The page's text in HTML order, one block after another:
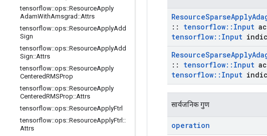
tensorflow::ops::ResourceApply
AdamWithAmsgrad ::Attrs
tensorflow::ops::ResourceApplyAdd
Sign
tensorflow::ops::ResourceApplyAdd
Sign::Attrs
tensorflow::ops::ResourceApply
CenteredRMSProp
tensorflow::ops::ResourceApply
CenteredRMSProp::Attrs
tensorflow::ops::ResourceApplyFtrl
tensorflow::ops::ResourceApplyFtrl ::
Attrs
ResourceSparseApply
::
tensorflow:: Input
tensorflow:: Input
ResourceSparseApply
::
tensorflow:: Input
tensorflow:: Input
सार्वजनिक गुण
operation